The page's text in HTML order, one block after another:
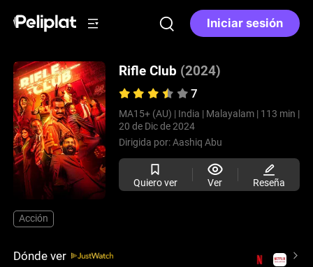
Iniciar sesión
Rifle Club (2024)
7
MA15+ (AU) | India | Malayalam | 113 min |
20 de Dic de 2024
Dirigida por:Aashiq Abu
Quiero ver Ver Reseña
Acción
Dónde ver